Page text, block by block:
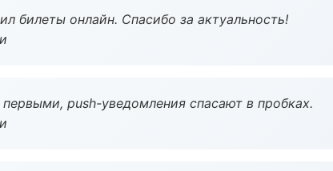
билеты онлайн. Спасибо за актуальность!
push-уведомления спасают в пробках.